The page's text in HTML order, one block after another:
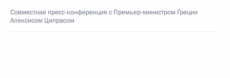
Совместная пресс-конференция с Премьер-министром Греции
Алексисом Ципрасом